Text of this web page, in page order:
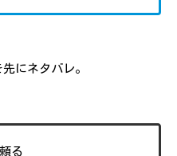
にネタバレ。
る